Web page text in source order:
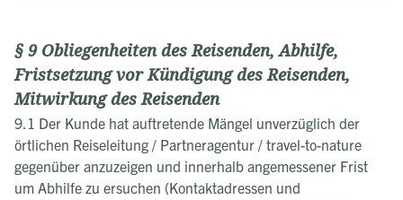
§ 9 Obliegenheiten des Reisenden, Abhilfe,
Fristsetzung vor Kündigung des Reisenden,
Mitwirkung des Reisenden
9.1 Der Kunde hat auftretende Mängel unverzüglich der
örtlichen Reiseleitung / Partneragentur / travel-to-nature
gegenüber anzuzeigen und innerhalb angemessener Frist
um Abhilfe zu ersuchen (Kontaktadressen und